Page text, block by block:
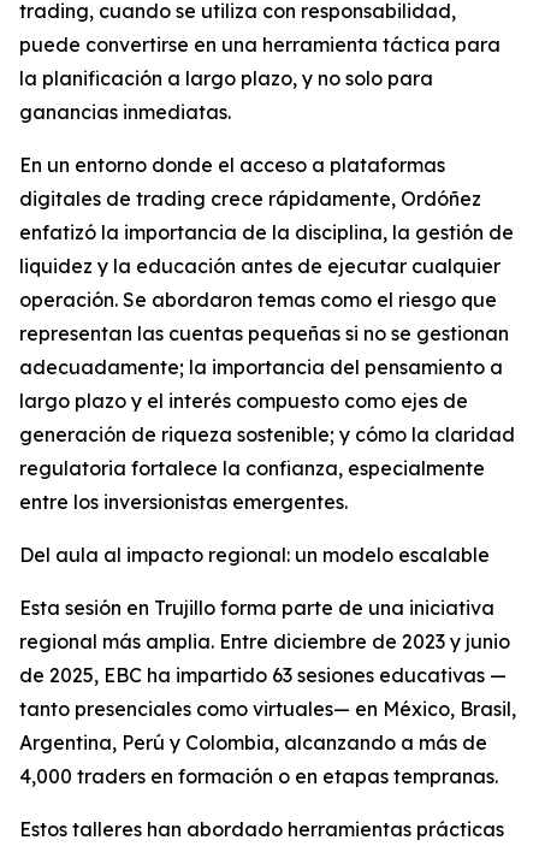
trading, cuando se utiliza con responsabilidad,
puede convertirse en una herramienta táctica para
la planificación a largo plazo, y no solo para
ganancias inmediatas.
En un entorno donde el acceso a plataformas
digitales de trading crece rápidamente, Ordóñez
enfatizó la importancia de la disciplina, la gestión de
liquidez y la educación antes de ejecutar cualquier
operación. Se abordaron temas como el riesgo que
representan las cuentas pequeñas si no se gestionan
adecuadamente; la importancia del pensamiento a
largo plazo y el interés compuesto como ejes de
generación de riqueza sostenible; y cómo la claridad
regulatoria fortalece la confianza, especialmente
entre los inversionistas emergentes.
Del aula al impacto regional: un modelo escalable
Esta sesión en Trujillo forma parte de una iniciativa
regional más amplia. Entre diciembre de 2023 y junio
de 2025, EBC ha impartido 63 sesiones educativas —
tanto presenciales como virtuales— en México, Brasil,
Argentina, Perú y Colombia, alcanzando a más de
4,000 traders en formación o en etapas tempranas.
Estos talleres han abordado herramientas prácticas